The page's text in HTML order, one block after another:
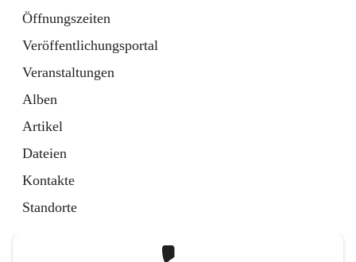
Öffnungszeiten
Veröffentlichungsportal
Veranstaltungen
Alben
Artikel
Dateien
Kontakte
Standorte